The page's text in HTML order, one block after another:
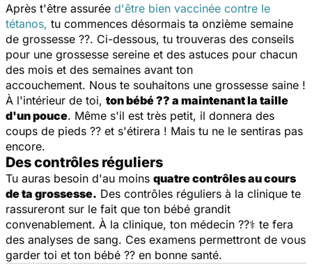
Après t'être assurée d'être bien vaccinée contre le
tétanos, tu commences désormais ta onzième semaine
de grossesse ??. Ci-dessous, tu trouveras des conseils
pour une grossesse sereine et des astuces pour chacun
des mois et des semaines avant ton
accouchement. Nous te souhaitons une grossesse saine !
À l'intérieur de toi, ton bébé ?? a maintenant la taille
d'un pouce. Même s'il est très petit, il donnera des
coups de pieds ?? et s'étirera ! Mais tu ne le sentiras pas
encore.
Des contrôles réguliers
Tu auras besoin d'au moins quatre contrôles au cours
de ta grossesse. Des contrôles réguliers à la clinique te
rassureront sur le fait que ton bébé grandit
convenablement. À la clinique, ton médecin ??‍⚕️ te fera
des analyses de sang. Ces examens permettront de vous
garder toi et ton bébé ?? en bonne santé.